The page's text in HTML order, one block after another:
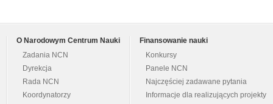
O Narodowym Centrum Nauki
Zadania NCN
Dyrekcja
Rada NCN
Koordynatorzy
Finansowanie nauki
Konkursy
Panele NCN
Najczęściej zadawane pytania
Informacje dla realizujących projekty